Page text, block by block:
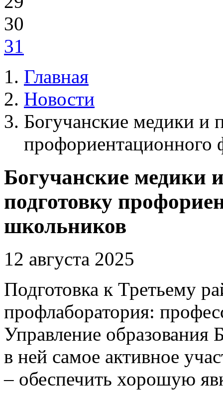
30
31
Главная
Новости
Богучанские медики и
профориентационного
Богучанские медики
подготовку
школьников
12 августа 2025
Подготовка к Третьему
профлаборатория:
Управление образования
в ней самое активное
– обеспечить хорошую